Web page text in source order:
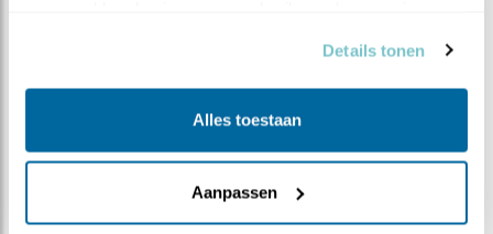
Details tonen
Alles toestaan
Aanpassen